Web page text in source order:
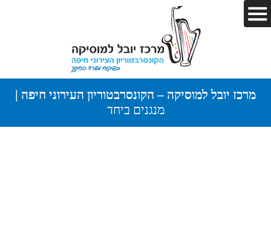
מרכז יובל למוסיקה – הקונסרבטוריון העירוני חיפה |
מנגנים ביחד